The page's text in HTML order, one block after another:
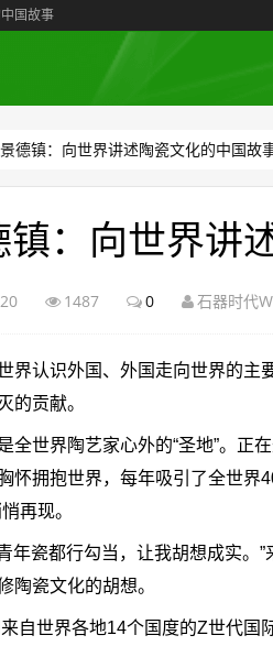
国故事
德镇：向世界讲述陶瓷文化的中国故
镇：向世界讲
1487 0 石器时代
认识外国、外国走向世界的主
的贡献。
界陶艺家心外的“圣地”。正在
怀拥抱世界，每年吸引了全世界
再现。
瓷都行勾当，让我胡想成实。”
陶瓷文化的胡想。
世界各地14个国度的Z世代国